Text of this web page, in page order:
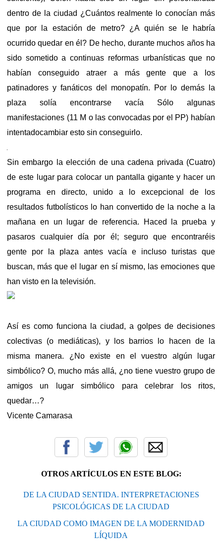
dentro de la ciudad ¿Cuántos realmente lo conocían más
que por la estación de metro? ¿A quién se le habría
ocurrido quedar en él? De hecho, durante muchos años ha
sido sometido a continuas reformas urbanísticas que no
habían conseguido atraer a más gente que a los
patinadores y fanáticos del monopatín. Por lo demás la
plaza solía encontrarse vacía Sólo algunas
manifestaciones (11 M o las convocadas por el PP) habían
intentadocambiar esto sin conseguirlo.
Sin embargo la elección de una cadena privada (Cuatro)
de este lugar para colocar un pantalla gigante y hacer un
programa en directo, unido a lo excepcional de los
resultados futbolísticos lo han convertido de la noche a la
mañana en un lugar de referencia. Haced la prueba y
pasaros cualquier día por él; seguro que encontraréis
gente por la plaza antes vacía e incluso turistas que
buscan, más que el lugar en sí mismo, las emociones que
han visto en la televisión.
Así es como funciona la ciudad, a golpes de decisiones
colectivas (o mediáticas), y los barrios lo hacen de la
misma manera. ¿No existe en el vuestro algún lugar
simbólico? O, mucho más allá, ¿no tiene vuestro grupo de
amigos un lugar simbólico para celebrar los ritos,
quedar…?
Vicente Camarasa
OTROS ARTÍCULOS EN ESTE BLOG:
DE LA CIUDAD SENTIDA. INTERPRETACIONES
PSICOLÓGICAS DE LA CIUDAD
LA CIUDAD COMO IMAGEN DE LA MODERNIDAD
LÍQUIDA